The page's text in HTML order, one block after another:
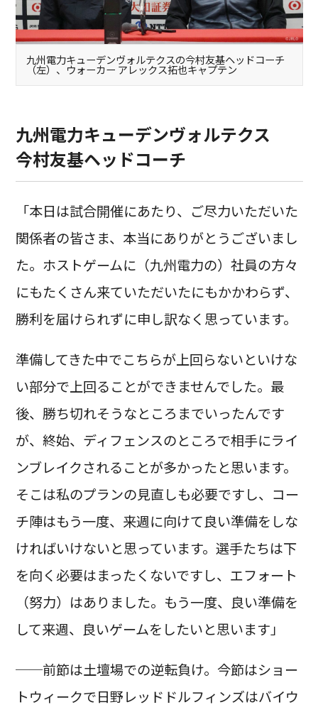
九州電力キューデンヴォルテクスの今村友基ヘッドコーチ
（左）、ウォーカー アレックス拓也キャプテン
九州電力キューデンヴォルテクス
今村友基ヘッドコーチ
「本日は試合開催にあたり、ご尽力いただいた
関係者の皆さま、本当にありがとうございまし
た。ホストゲームに（九州電力の）社員の方々
にもたくさん来ていただいたにもかかわらず、
勝利を届けられずに申し訳なく思っています。
準備してきた中でこちらが上回らないといけな
い部分で上回ることができませんでした。最
後、勝ち切れそうなところまでいったんです
が、終始、ディフェンスのところで相手にライ
ンブレイクされることが多かったと思います。
そこは私のプランの見直しも必要ですし、コー
チ陣はもう一度、来週に向けて良い準備をしな
ければいけないと思っています。選手たちは下
を向く必要はまったくないですし、エフォート
（努力）はありました。もう一度、良い準備を
して来週、良いゲームをしたいと思います」
──前節は土壇場での逆転負け。今節はショー
トウィークで日野レッドドルフィンズはバイウ